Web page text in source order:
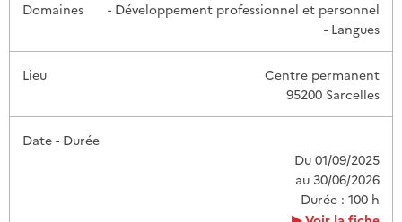
- Développement professionnel et personnel
- Langues
Centre permanent
95200 Sarcelles
Du 01/09/2025
au 30/06/2026
Durée : 100 h